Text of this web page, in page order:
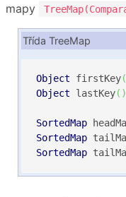
mapy
Třída TreeMap
Object firstKey(
Object lastKey( )
SortedMap
SortedMap
SortedMap